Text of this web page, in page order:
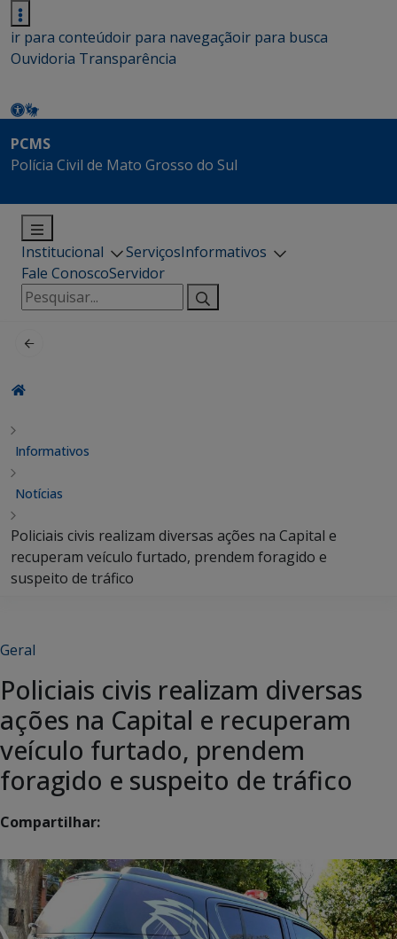
ir para conteúdoir para navegaçãoir para busca
Ouvidoria Transparência
PCMS
Polícia Civil de Mato Grosso do Sul
Institucional ServiçosInformativos
Fale ConoscoServidor
Pesquisar
por:
Informativos
Notícias
Policiais civis realizam diversas ações na Capital e
recuperam veículo furtado, prendem foragido e
suspeito de tráfico
Geral
Policiais civis realizam diversas
ações na Capital e recuperam
veículo furtado, prendem
foragido e suspeito de tráfico
Compartilhar: